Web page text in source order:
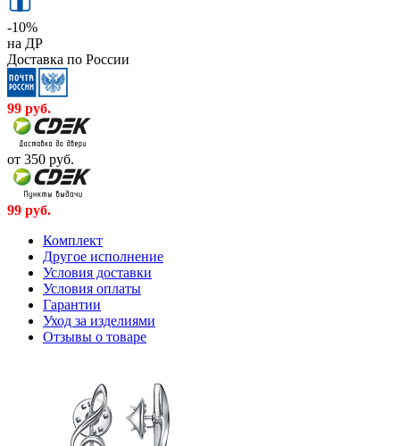
-10%
на ДР
Доставка по России
99 руб.
от 350 руб.
99 руб.
Комплект
Другое исполнение
Условия доставки
Условия оплаты
Гарантии
Уход за изделиями
Отзывы о товаре